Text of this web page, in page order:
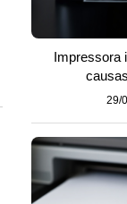
Impressora
29/